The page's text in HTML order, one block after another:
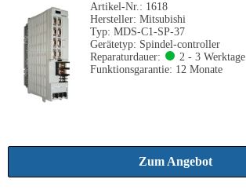
Artikel-Nr.: 1618
Hersteller: Mitsubishi
Typ: MDS-C1-SP-37
Gerätetyp: Spindel-controller
Reparaturdauer:
2 - 3 Werktage
Funktionsgarantie: 12 Monate
Zum Angebot